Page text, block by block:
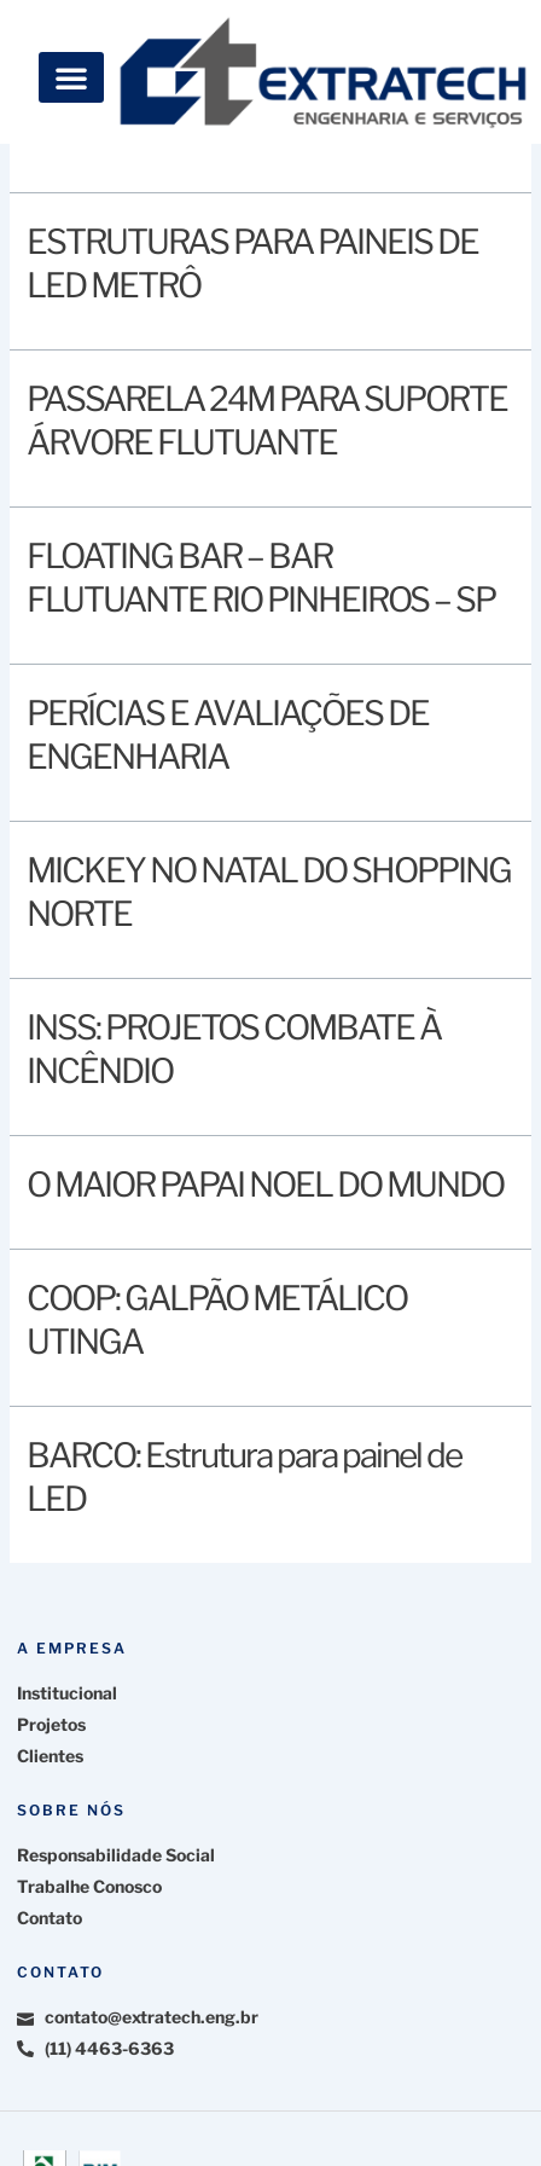
conteúdo
Engenharia
ESTRUTURAS PARA PAINEIS DE
LED METRÔ
PASSARELA 24M PARA SUPORTE
ÁRVORE FLUTUANTE
FLOATING BAR – BAR
FLUTUANTE RIO PINHEIROS – SP
PERÍCIAS E AVALIAÇÕES DE
ENGENHARIA
MICKEY NO NATAL DO SHOPPING
NORTE
INSS: PROJETOS COMBATE À
INCÊNDIO
O MAIOR PAPAI NOEL DO MUNDO
COOP: GALPÃO METÁLICO
UTINGA
BARCO: Estrutura para painel de
LED
A EMPRESA
Institucional
Projetos
Clientes
SOBRE NÓS
Responsabilidade Social
Trabalhe Conosco
Contato
CONTATO
contato@extratech.eng.br
(11) 4463-6363